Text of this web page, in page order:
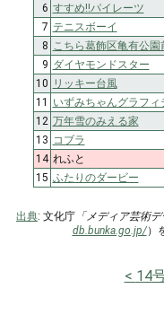
6 すすめ!!パイレーツ
7 テニスボーイ
8
こちら葛飾区亀有公園
9 ダイヤモンドスター
10
リッキー台風
11
いずみちゃんグラフィ
12 万年雪のみえる家
13 コブラ
14 れふと
15 ふたりのダービー
出典: 文化庁 「メディア芸術
db.bunka.go.jp/）
14